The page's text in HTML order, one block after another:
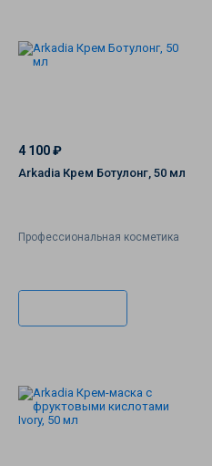
4 100 ₽
Arkadia Крем Ботулонг, 50 мл
Профессиональная косметика